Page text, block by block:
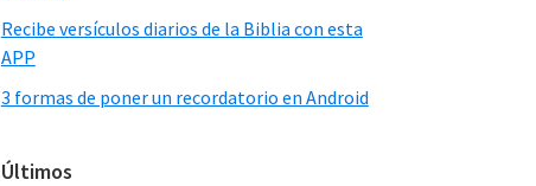
Recibe versículos diarios de la Biblia con esta
APP
3 formas de poner un recordatorio en Android
Últimos